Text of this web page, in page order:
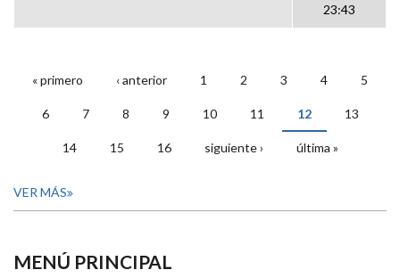
23:43
PÁGINAS
« primero ‹ anterior 1 2 3 4 5
6 7 8 9 10 11 12 13
14 15 16 siguiente › última »
VER MÁS
MENÚ PRINCIPAL